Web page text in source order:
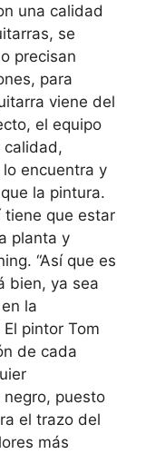
una calidad
se
precisan
para
viene del
el equipo
encuentra y
la pintura.
tiene que estar
planta y
“Así que es
bien, ya sea
la
pintor Tom
de cada
puesto
el trazo del
más